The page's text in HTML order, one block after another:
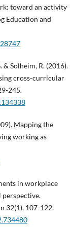
toward an activity
Education and
& Solheim, R. (2016).
cross-curricular
245.
Mapping the
working as
in workplace
32(1), 107-122.